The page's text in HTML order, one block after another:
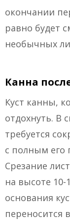
окончании
равно будет
необычных
Канна
Куст канны,
отдохнуть. В
требуется
с полным его
Срезание
на высоте
основания
переносится